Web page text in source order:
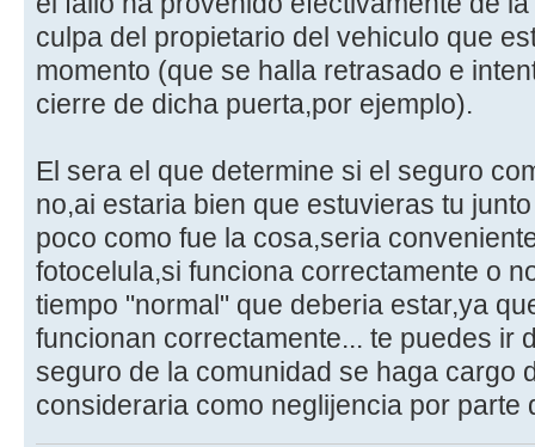
culpa del propietario del vehiculo que
momento (que se halla retrasado e
cierre de dicha puerta,por ejemplo).
El sera el que determine si el seguro
no,ai estaria bien que estuvieras tu
poco como fue la cosa,seria
fotocelula,si funciona correctamente o
tiempo "normal" que deberia estar,ya
funcionan correctamente... te puedes ir
seguro de la comunidad se haga cargo
consideraria como neglijencia por parte